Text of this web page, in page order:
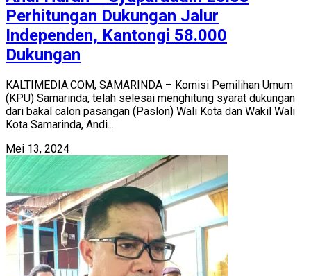
Perhitungan Dukungan Jalur
Independen, Kantongi 58.000
Dukungan
KALTIMEDIA.COM, SAMARINDA – Komisi Pemilihan Umum
(KPU) Samarinda, telah selesai menghitung syarat dukungan
dari bakal calon pasangan (Paslon) Wali Kota dan Wakil Wali
Kota Samarinda, Andi...
Mei 13, 2024